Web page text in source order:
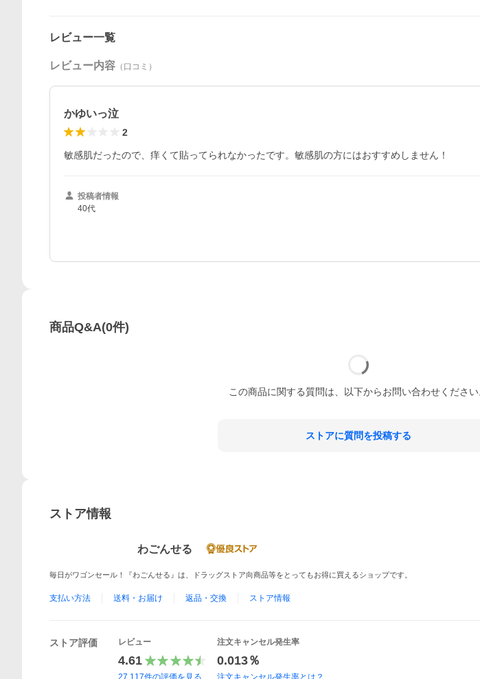
レビュー一覧
レビュー内容 （口コミ）
かゆいっ泣
2
敏感肌だったので、痒くて貼ってられなかったです。敏感肌の方にはおすすめしません！
投稿者情報
40代
商品Q&A(0件)
この商品に関する質問は、以下からお問い合わせください
ストアに質問を投稿する
ストア情報
わごんせる
毎日がワゴンセール！『わごんせる』は、ドラッグストア向商品等をとってもお得に買えるショップです。
支払い方法 送料・お届け 返品・交換 ストア情報
ストア評価 レビュー
4.61
27,117件の評価を見る
注文キャンセル発生率
0.013％
注文キャンセル発生率とは？